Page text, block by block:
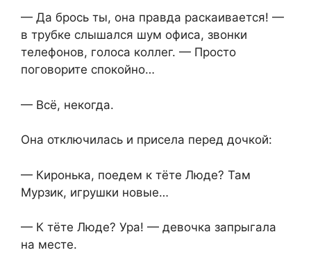
— Да брось ты, она правда раскаивается! —
в трубке слышался шум офиса, звонки
телефонов, голоса коллег. — Просто
поговорите спокойно…
— Всё, некогда.
Она отключилась и присела перед дочкой:
— Киронька, поедем к тёте Люде? Там
Мурзик, игрушки новые…
— К тёте Люде? Ура! — девочка запрыгала
на месте.